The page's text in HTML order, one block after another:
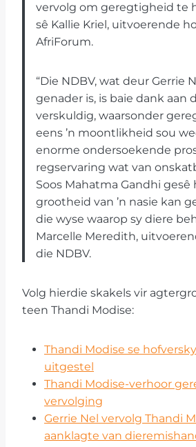
vervolg om geregtigheid te
sê Kallie Kriel, uitvoerende
AfriForum.
“Die NDBV, wat deur Gerrie
genader is, is baie dank aan
verskuldig, waarsonder
eens ’n moontlikheid sou
enorme ondersoekende
regservaring wat van
Soos Mahatma Gandhi gesê
grootheid van ’n nasie kan
die wyse waarop sy diere
Marcelle Meredith,
die NDBV.
Volg hierdie skakels vir
teen Thandi Modise:
Thandi Modise se
uitgestel
Thandi Modise-verhoor
vervolging
Gerrie Nel vervolg Thandi
aanklagte van